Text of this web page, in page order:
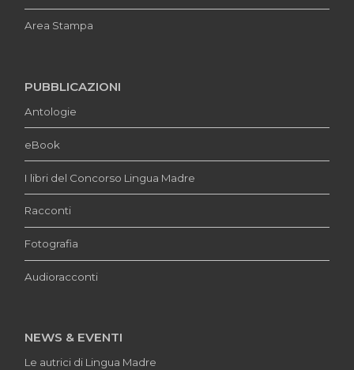
Area Stampa
PUBBLICAZIONI
Antologie
eBook
I libri del Concorso Lingua Madre
Racconti
Fotografia
Audioracconti
NEWS & EVENTI
Le autrici di Lingua Madre